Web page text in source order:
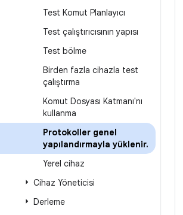
Test Komut Planlayıcı
Test çalıştırıcısının yapısı
Test bölme
Birden fazla cihazla test
çalıştırma
Komut Dosyası Katmanı'nı
kullanma
Protokoller genel
yapılandırmayla yüklenir.
Yerel cihaz
Cihaz Yöneticisi
Derleme